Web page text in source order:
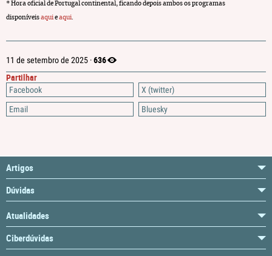
11 de setembro de 2025 ·636
Partilhar
Facebook
X (twitter)
Email
Bluesky
* Hora oficial de Portugal continental, ficando depois ambos os programas
disponíveis aqui e aqui.
Artigos
Dúvidas
Atualidades
Ciberdúvidas